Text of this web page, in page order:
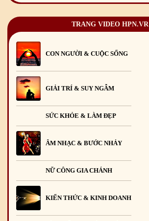
TRANG VIDEO HPN.VR
CON NGƯỜI & CUỘC SỐNG
GIẢI TRÍ & SUY NGẪM
SỨC KHỎE & LÀM ĐẸP
ÂM NHẠC & BƯỚC NHẢY
NỮ CÔNG GIA CHÁNH
KIẾN THỨC & KINH DOANH